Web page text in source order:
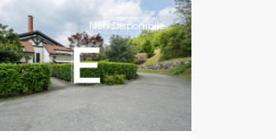
Non Disponibile